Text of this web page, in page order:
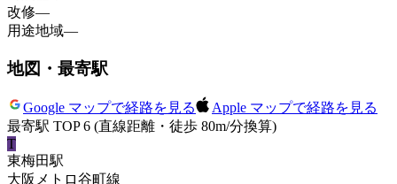
改修—
用途地域—
地図・最寄駅
Google マップで経路を見る
Apple マップで経路を見る
最寄駅 TOP 6 (直線距離・徒歩 80m/分換算)
T
東梅田駅
大阪メトロ谷町線